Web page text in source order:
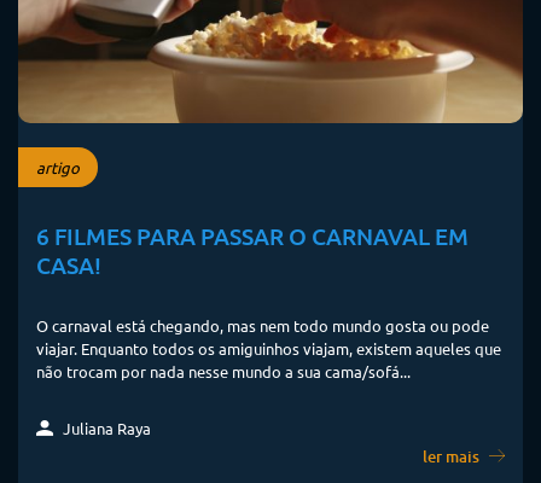
artigo
6 FILMES PARA PASSAR O CARNAVAL EM
CASA!
O carnaval está chegando, mas nem todo mundo gosta ou pode
viajar. Enquanto todos os amiguinhos viajam, existem aqueles que
não trocam por nada nesse mundo a sua cama/sofá...
Juliana Raya
ler mais